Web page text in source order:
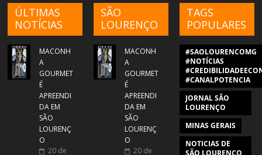
ÚLTIMAS
NOTÍCIAS
MACONH
A
GOURMET
É
APREENDI
DA EM
SÃO
LOURENÇ
O
20 de
SÃO
LOURENÇO
MACONH
A
GOURMET
É
APREENDI
DA EM
SÃO
LOURENÇ
O
20 de
TAGS
POPULARES
#SAOLOURENCOMG
#NOTÍCIAS
#CANALPOTENCIA
JORNAL SÃO
LOURENÇO
MINAS GERAIS
NOTICIAS DE
SÃO LOURENÇO